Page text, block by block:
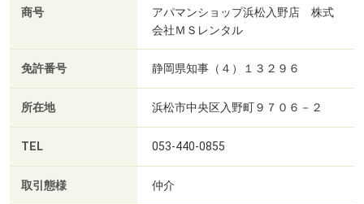
商号
アパマンショップ浜松入野店 株式
会社ＭＳレンタル
免許番号 静岡県知事（４）１３２９６
所在地 浜松市中央区入野町９７０６－２
TEL 053-440-0855
取引態様 仲介